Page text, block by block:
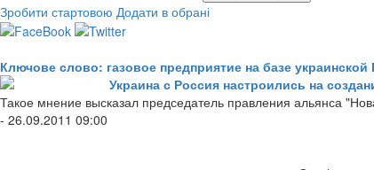
Зробити стартовою Додати в обрані
Ключове слово: газовое предприятие на базе украинской
Украина с Россия настроились на
Такое мнение высказал председатель правления альянса
- 26.09.2011 09:00